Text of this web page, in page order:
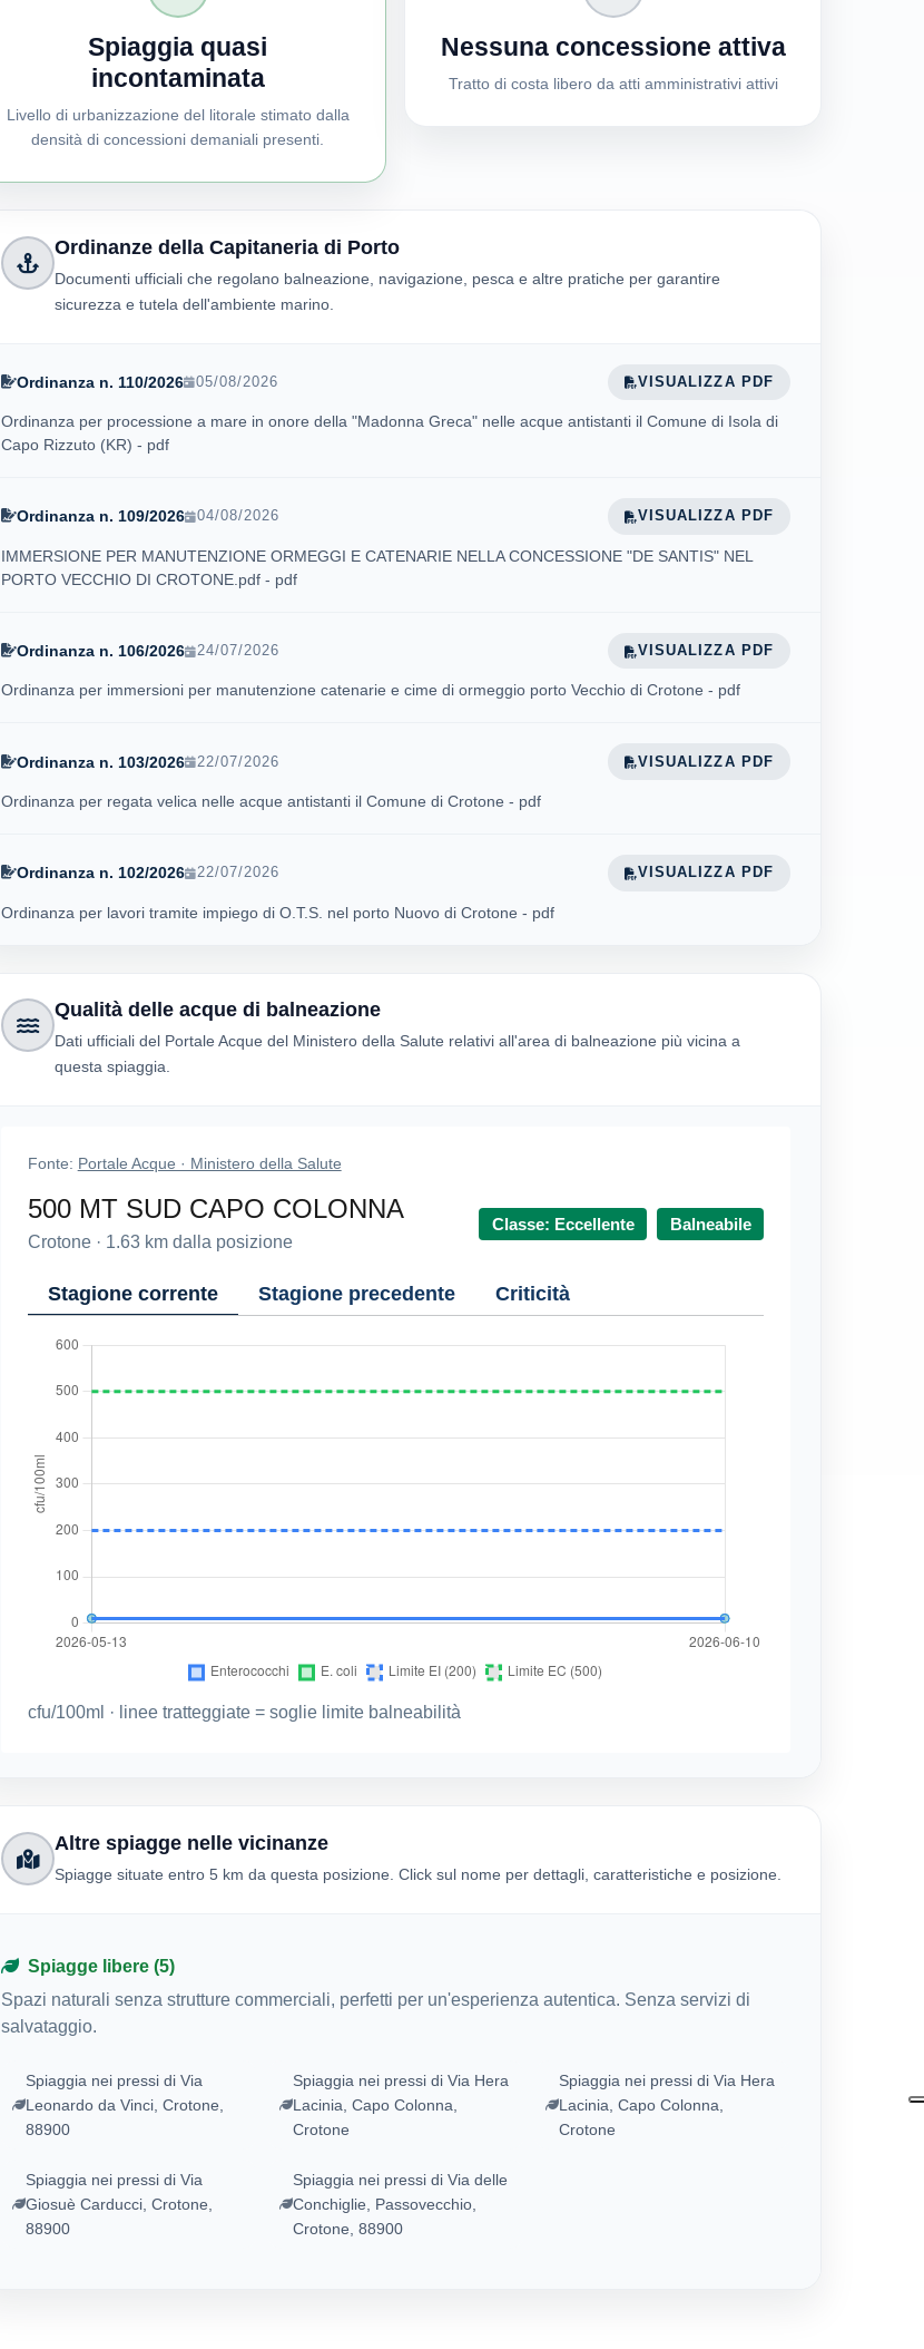
Spiaggia quasi
incontaminata
Livello di urbanizzazione del litorale stimato dalla
densità di concessioni demaniali presenti.
Nessuna concessione attiva
Tratto di costa libero da atti amministrativi attivi
Ordinanze della Capitaneria di Porto
Documenti ufficiali che regolano balneazione, navigazione, pesca e altre pratiche per garantire
sicurezza e tutela dell'ambiente marino.
Ordinanza n. 110/2026 05/08/2026 VISUALIZZA PDF
Ordinanza per processione a mare in onore della "Madonna Greca" nelle acque antistanti il Comune di Isola di
Capo Rizzuto (KR) - pdf
Ordinanza n. 109/2026 04/08/2026 VISUALIZZA PDF
IMMERSIONE PER MANUTENZIONE ORMEGGI E CATENARIE NELLA CONCESSIONE "DE SANTIS" NEL
PORTO VECCHIO DI CROTONE.pdf - pdf
Ordinanza n. 106/2026 24/07/2026 VISUALIZZA PDF
Ordinanza per immersioni per manutenzione catenarie e cime di ormeggio porto Vecchio di Crotone - pdf
Ordinanza n. 103/2026 22/07/2026 VISUALIZZA PDF
Ordinanza per regata velica nelle acque antistanti il Comune di Crotone - pdf
Ordinanza n. 102/2026 22/07/2026 VISUALIZZA PDF
Ordinanza per lavori tramite impiego di O.T.S. nel porto Nuovo di Crotone - pdf
Qualità delle acque di balneazione
Dati ufficiali del Portale Acque del Ministero della Salute relativi all'area di balneazione più vicina a
questa spiaggia.
Fonte: Portale Acque · Ministero della Salute
500 MT SUD CAPO COLONNA
Crotone· 1.63km dalla posizione
Classe: Eccellente Balneabile
Stagione corrente Stagione precedente Criticità
cfu/100ml · linee tratteggiate = soglie limite balneabilità
Altre spiagge nelle vicinanze
Spiagge situate entro 5 km da questa posizione. Click sul nome per dettagli, caratteristiche e posizione.
Spiagge libere (5)
Spazi naturali senza strutture commerciali, perfetti per un'esperienza autentica. Senza servizi di
salvataggio.
Spiaggia nei pressi di Via
Leonardo da Vinci, Crotone,
88900
Spiaggia nei pressi di Via Hera
Lacinia, Capo Colonna,
Crotone
Spiaggia nei pressi di Via Hera
Lacinia, Capo Colonna,
Crotone
Spiaggia nei pressi di Via
Giosuè Carducci, Crotone,
88900
Spiaggia nei pressi di Via delle
Conchiglie, Passovecchio,
Crotone, 88900